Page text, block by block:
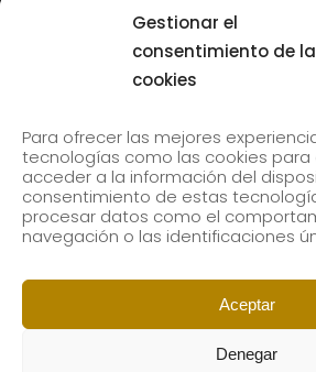
Gestionar el
consentimiento de
cookies
Para ofrecer las mejores
tecnologías como las cookies
acceder a la información del
consentimiento de estas
procesar datos como el
navegación o las identificaciones
Aceptar
Denegar
Tolliver en el 61 Jazzaldia
Subscribe to our newsletter to
email.